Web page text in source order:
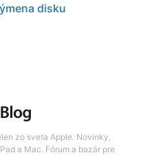
disku
zo sveta Apple. Novinky,
a Mac. Fórum a bazár pre